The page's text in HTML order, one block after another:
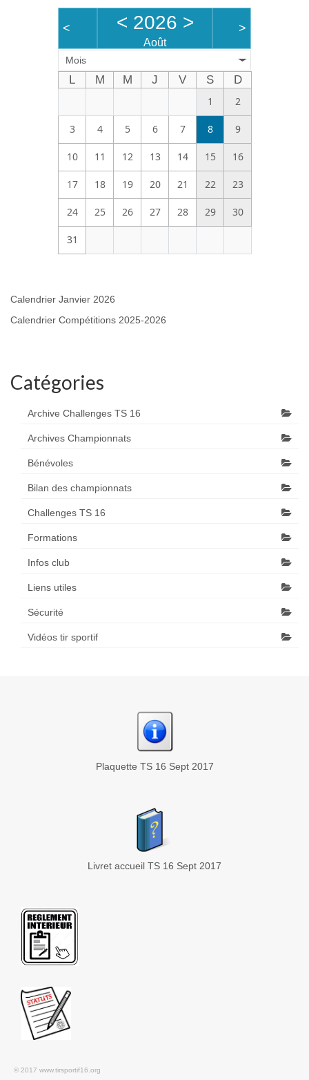
< < 2026 >
Août
>
Mois
L M M J V S
D
1
2
3 4 5 6 7 8 9
10 11 12 13 14 15 16
17 18 19 20 21 22 23
24 25 26 27 28 29 30
31
Calendrier Janvier 2026
Calendrier Compétitions 2025-2026
Catégories
Archive Challenges TS 16
Archives Championnats
Bénévoles
Bilan des championnats
Challenges TS 16
Formations
Infos club
Liens utiles
Sécurité
Vidéos tir sportif
Plaquette TS 16 Sept 2017
Livret accueil TS 16 Sept 2017
© 2017 www.tirsportif16.org